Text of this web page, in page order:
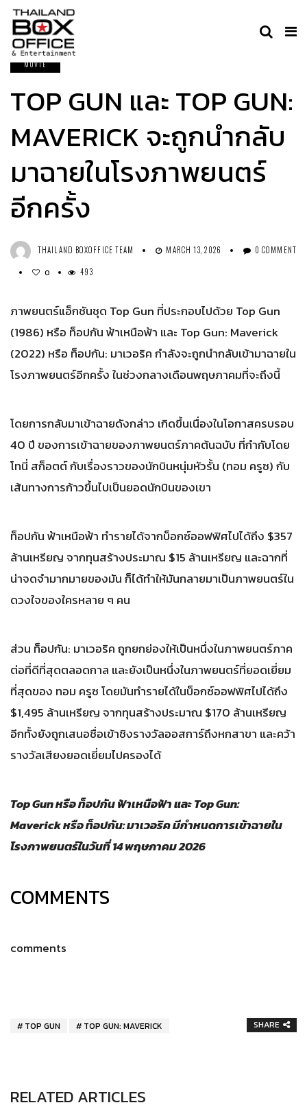
MOVIE
TOP GUN และ TOP GUN:
MAVERICK จะถูกนำกลับ
มาฉายในโรงภาพยนตร์
อีกครั้ง
THAILAND BOXOFFICE TEAM MARCH 13, 2026 0 COMMENT
0 493
ภาพยนตร์แอ็กชันชุด Top Gun ที่ประกอบไปด้วย Top Gun
(1986) หรือ ท็อปกัน ฟ้าเหนือฟ้า และ Top Gun: Maverick
(2022) หรือ ท็อปกัน: มาเวอริค กำลังจะถูกนำกลับเข้ามาฉายใน
โรงภาพยนตร์อีกครั้ง ในช่วงกลางเดือนพฤษภาคมที่จะถึงนี้
โดยการกลับมาเข้าฉายดังกล่าว เกิดขึ้นเนื่องในโอกาสครบรอบ
40 ปี ของการเข้าฉายของภาพยนตร์ภาคต้นฉบับ ที่กำกับโดย
โทนี่ สก็อตต์ กับเรื่องราวของนักบินหนุ่มหัวรั้น (ทอม ครูซ) กับ
เส้นทางการก้าวขึ้นไปเป็นยอดนักบินของเขา
ท็อปกัน ฟ้าเหนือฟ้า ทำรายได้จากบ็อกซ์ออฟฟิศไปได้ถึง $357
ล้านเหรียญ จากทุนสร้างประมาณ $15 ล้านเหรียญ และฉากที่
น่าจดจำมากมายของมัน ก็ได้ทำให้มันกลายมาเป็นภาพยนตร์ใน
ดวงใจของใครหลาย ๆ คน
ส่วน ท็อปกัน: มาเวอริค ถูกยกย่องให้เป็นหนึ่งในภาพยนตร์ภาค
ต่อที่ดีที่สุดตลอดกาล และยังเป็นหนึ่งในภาพยนตร์ที่ยอดเยี่ยม
ที่สุดของ ทอม ครูซ โดยมันทำรายได้ในบ็อกซ์ออฟฟิศไปได้ถึง
$1,495 ล้านเหรียญ จากทุนสร้างประมาณ $170 ล้านเหรียญ
อีกทั้งยังถูกเสนอชื่อเข้าชิงรางวัลออสการ์ถึงหกสาขา และคว้า
รางวัลเสียงยอดเยี่ยมไปครองได้
Top Gun หรือ ท็อปกัน ฟ้าเหนือฟ้า และ Top Gun:
Maverick หรือ ท็อปกัน: มาเวอริค มีกำหนดการเข้าฉายใน
โรงภาพยนตร์ในวันที่ 14 พฤษภาคม 2026
COMMENTS
comments
TOP GUN TOP GUN: MAVERICK SHARE
RELATED ARTICLES